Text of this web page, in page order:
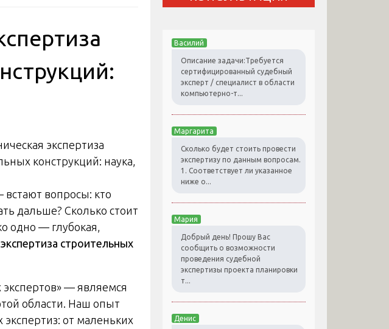
вопросы: кто
дальше? Сколько стоит
одно — глубокая,
строительных
— являемся
области. Наш опыт
от маленьких
Василий
Описание задачи:Требуется
сертифицированный судебный
эксперт / специалист в области
компьютерно-т...
Маргарита
Сколько будет стоить провести
экспертизу по данным вопросам.
1. Соответствует ли указанное
ниже о...
Мария
Добрый день! Прошу Вас
сообщить о возможности
проведения судебной
экспертизы проекта планировки
т...
Денис